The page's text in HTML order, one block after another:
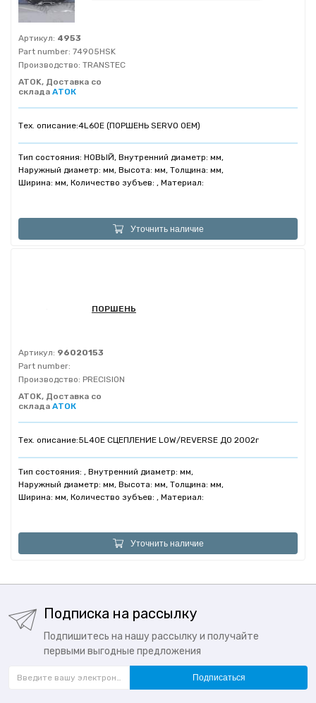
Артикул: 4953
Part number: 74905HSK
Производство: TRANSTEC
ATOK, Доставка со
склада АТОК
Тех. описание:4L60E (ПОРШЕНЬ SERVO OEM)
Тип состояния: НОВЫЙ, Внутренний диаметр: мм,
Наружный диаметр: мм, Высота: мм, Толщина: мм,
Ширина: мм, Количество зубъев: , Материал:
Уточнить наличие
ПОРШЕНЬ
Артикул: 96020153
Part number:
Производство: PRECISION
ATOK, Доставка со
склада АТОК
Тех. описание:5L40E СЦЕПЛЕНИЕ LOW/REVERSE ДО 2002г
Тип состояния: , Внутренний диаметр: мм,
Наружный диаметр: мм, Высота: мм, Толщина: мм,
Ширина: мм, Количество зубъев: , Материал:
Уточнить наличие
Подписка на рассылку
Подпишитесь на нашу рассылку и получайте
первыми выгодные предложения
Подписаться